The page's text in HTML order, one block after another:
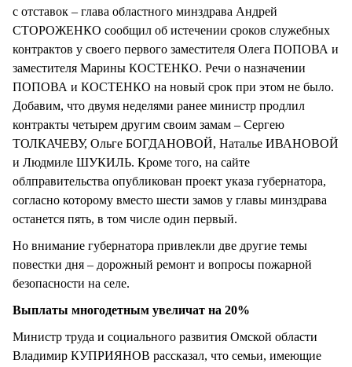
с отставок – глава областного минздрава Андрей
СТОРОЖЕНКО сообщил об истечении сроков служебных
контрактов у своего первого заместителя Олега ПОПОВА и
заместителя Марины КОСТЕНКО. Речи о назначении
ПОПОВА и КОСТЕНКО на новый срок при этом не было.
Добавим, что двумя неделями ранее министр продлил
контракты четырем другим своим замам – Сергею
ТОЛКАЧЕВУ, Ольге БОГДАНОВОЙ, Наталье ИВАНОВОЙ
и Людмиле ШУКИЛЬ. Кроме того, на сайте
облправительства опубликован проект указа губернатора,
согласно которому вместо шести замов у главы минздрава
останется пять, в том числе один первый.
Но внимание губернатора привлекли две другие темы
повестки дня – дорожный ремонт и вопросы пожарной
безопасности на селе.
Выплаты многодетным увеличат на 20%
Министр труда и социального развития Омской области
Владимир КУПРИЯНОВ рассказал, что семьи, имеющие